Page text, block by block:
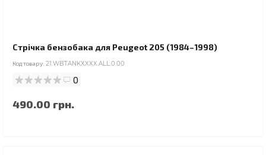
Стрічка бензобака для Peugeot 205 (1984–1998)
Код товару: 21.WBTANKXXXX.ALL.0.00
0
490.00 грн.